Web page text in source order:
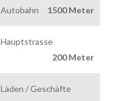
Autobahn 1500 Meter
Hauptstrasse
200 Meter
Läden / Geschäfte